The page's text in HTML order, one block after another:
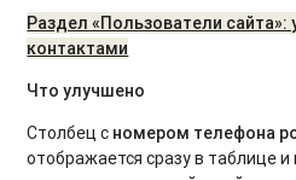
Раздел «Пользователи
контактами
Что улучшено
Столбец с номером телефона
отображается сразу в таблице и